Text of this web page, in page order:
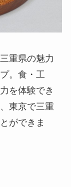
重県の魅力
。食・工
を体験でき
東京で三重
ができま